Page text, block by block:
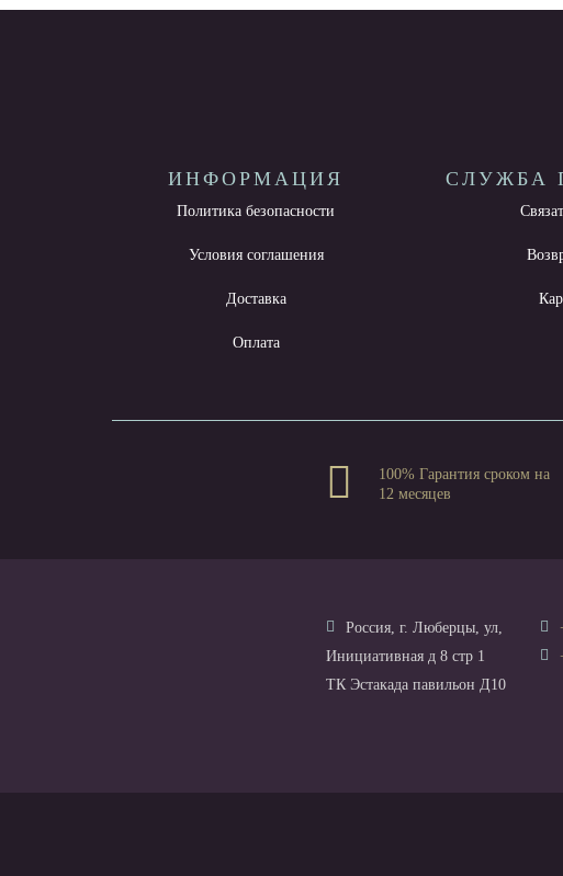
ИНФОРМАЦИЯ
Политика безопасности
Условия соглашения
Доставка
Оплата
СЛУЖБА
100% Гарантия сроком на
12 месяцев
Россия, г. Люберцы, ул,
Инициативная д 8 стр 1
ТК Эстакада павильон Д10